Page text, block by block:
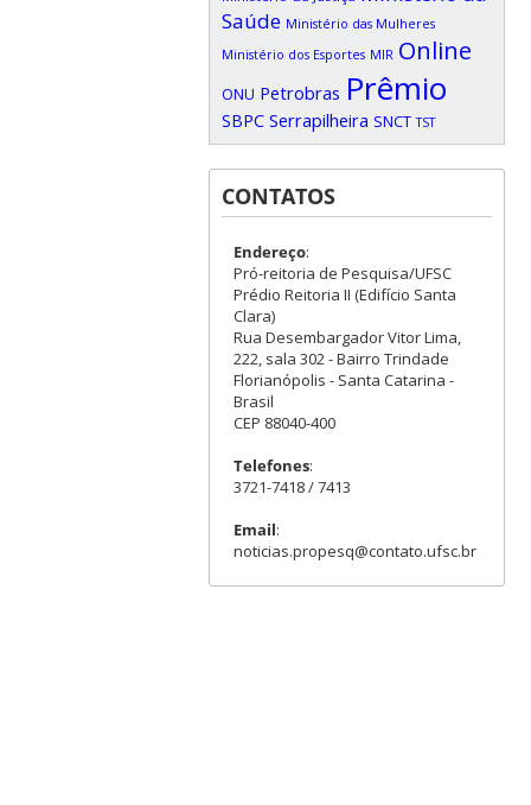
Saúde Ministério das Mulheres
Ministério dos Esportes MIR Online
ONU Petrobras Prêmio
SBPC Serrapilheira SNCT TST
CONTATOS
Endereço:
Pró-reitoria de Pesquisa/UFSC
Prédio Reitoria II (Edifício Santa
Clara)
Rua Desembargador Vitor Lima,
222, sala 302 - Bairro Trindade
Florianópolis - Santa Catarina -
Brasil
CEP 88040-400
Telefones:
3721-7418 / 7413
Email:
noticias.propesq@contato.ufsc.br